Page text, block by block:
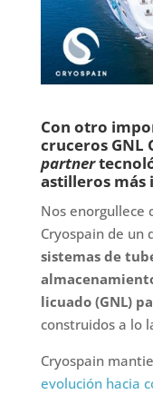
Con otro
cruceros GNL
partner
astilleros
Nos enorgullece
Cryospain de un
sistemas de
licuado (GNL)
construidos a lo
Cryospain
evolución hacia